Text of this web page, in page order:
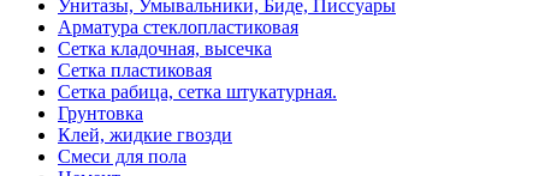
Унитазы, Умывальники, Биде, Писсуары
Арматура стеклопластиковая
Сетка кладочная, высечка
Сетка пластиковая
Сетка рабица, сетка штукатурная.
Грунтовка
Клей, жидкие гвозди
Смеси для пола